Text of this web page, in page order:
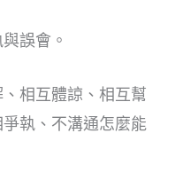
誤會。
相互體諒、相互幫
執、不溝通怎麼能